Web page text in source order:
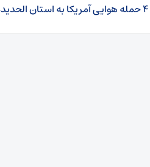
۴ حمله هوایی آمریکا به استان الحدیده یمن